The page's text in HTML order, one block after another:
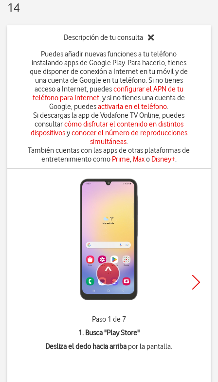
14
Descripción de tu consulta
Puedes añadir nuevas funciones a tu teléfono
instalando apps de Google Play. Para hacerlo, tienes
que disponer de conexión a Internet en tu móvil y de
una cuenta de Google en tu teléfono. Si no tienes
acceso a Internet, puedesconfigurar el APN de tu
teléfono para Internet, y si no tienes una cuenta de
Google, puedesactivarla en el teléfono.
Si descargas la app de Vodafone TV Online, puedes
consultarcómo disfrutar el contenido en distintos
dispositivosyconocer el número de reproducciones
simultáneas.
También cuentas con las apps de otras plataformas de
entretenimiento como Prime, Maxo Disney+.
Paso 1 de 7
1. Busca "Play Store"
Desliza el dedo hacia arriba por la pantalla.